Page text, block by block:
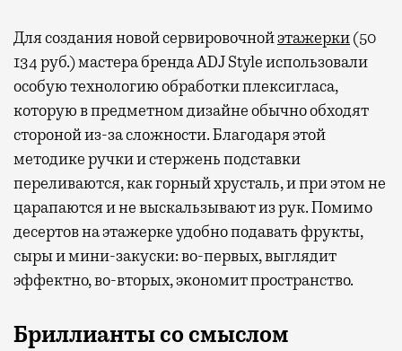
Для создания новой сервировочнойэтажерки(50
134 руб.) мастера бренда ADJ Style использовали
особую технологию обработки плексигласа,
которую в предметном дизайне обычно обходят
стороной из-за сложности. Благодаря этой
методике ручки и стержень подставки
переливаются, как горный хрусталь, и при этом не
царапаются и не выскальзывают из рук. Помимо
десертов на этажерке удобно подавать фрукты,
сыры и мини-закуски: во-первых, выглядит
эффектно, во-вторых, экономит пространство.
Бриллианты со смыслом